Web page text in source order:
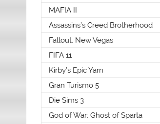
MAFIA II
Assassins’s Creed Brotherhood
Fallout: New Vegas
FIFA 11
Kirby’s Epic Yarn
Gran Turismo 5
Die Sims 3
God of War: Ghost of Sparta